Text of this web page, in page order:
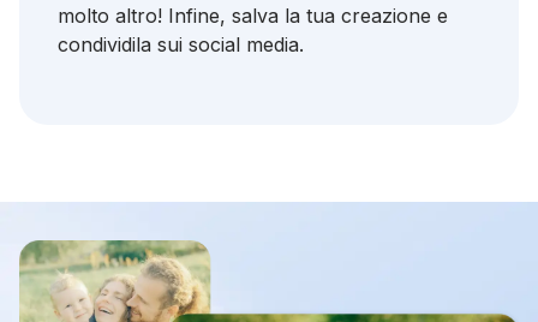
molto altro! Infine, salva la tua creazione e
condividila sui social media.